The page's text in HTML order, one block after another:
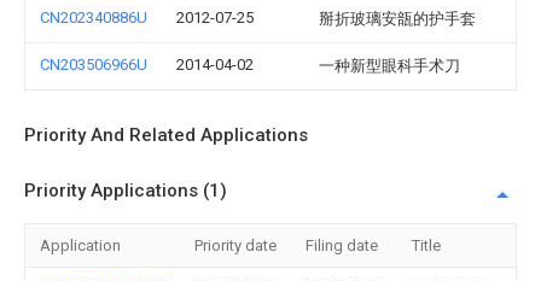
CN202340886U 2012-07-25 掰折玻璃安瓿的护手套
CN203506966U 2014-04-02 一种新型眼科手术刀
Priority And Related Applications
Priority Applications (1)
Application Priority date Filing date Title